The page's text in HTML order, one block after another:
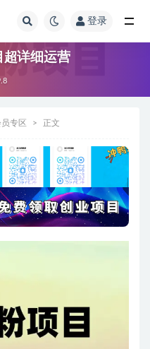
登录
超详细运营
员专区 正文